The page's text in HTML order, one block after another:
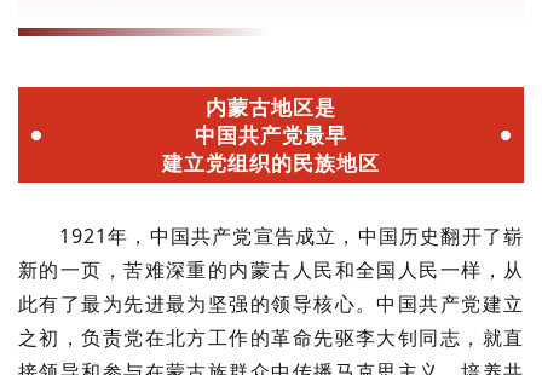
内蒙古地区是
中国共产党最早
建立党组织的民族地区
1921年，中国共产党宣告成立，中国历史翻开了崭
新的一页，苦难深重的内蒙古人民和全国人民一样，从
此有了最为先进最为坚强的领导核心。中国共产党建立
之初，负责党在北方工作的革命先驱李大钊同志，就直